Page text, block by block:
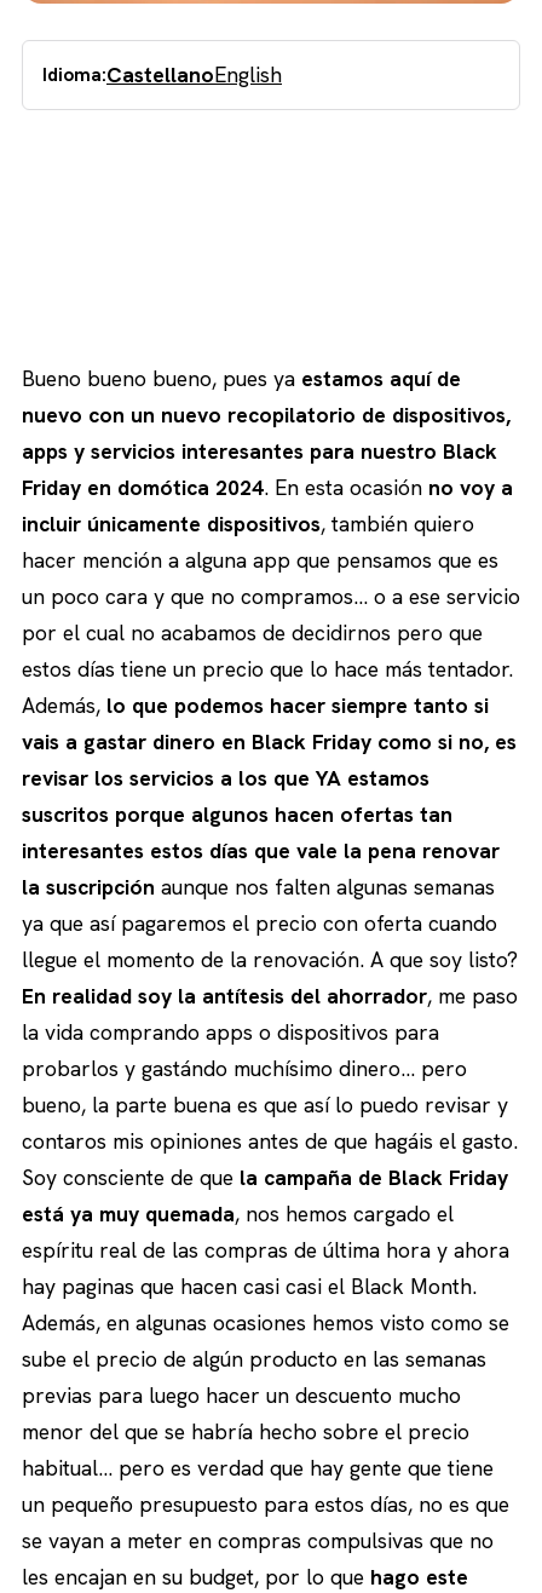
Idioma:CastellanoEnglish
Bueno bueno bueno, pues ya estamos aquí de
nuevo con un nuevo recopilatorio de dispositivos,
apps y servicios interesantes para nuestro Black
Friday en domótica 2024. En esta ocasión no voy a
incluir únicamente dispositivos, también quiero
hacer mención a alguna app que pensamos que es
un poco cara y que no compramos… o a ese servicio
por el cual no acabamos de decidirnos pero que
estos días tiene un precio que lo hace más tentador.
Además, lo que podemos hacer siempre tanto si
vais a gastar dinero en Black Friday como si no, es
revisar los servicios a los que YA estamos
suscritos porque algunos hacen ofertas tan
interesantes estos días que vale la pena renovar
la suscripción aunque nos falten algunas semanas
ya que así pagaremos el precio con oferta cuando
llegue el momento de la renovación. A que soy listo?
En realidad soy la antítesis del ahorrador, me paso
la vida comprando apps o dispositivos para
probarlos y gastándo muchísimo dinero… pero
bueno, la parte buena es que así lo puedo revisar y
contaros mis opiniones antes de que hagáis el gasto.
Soy consciente de que la campaña de Black Friday
está ya muy quemada, nos hemos cargado el
espíritu real de las compras de última hora y ahora
hay paginas que hacen casi casi el Black Month.
Además, en algunas ocasiones hemos visto como se
sube el precio de algún producto en las semanas
previas para luego hacer un descuento mucho
menor del que se habría hecho sobre el precio
habitual… pero es verdad que hay gente que tiene
un pequeño presupuesto para estos días, no es que
se vayan a meter en compras compulsivas que no
les encajan en su budget, por lo que hago este